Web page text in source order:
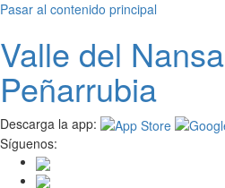
Pasar al contenido principal
Valle del Nansa
Peñarrubia
Descarga la app:
Síguenos: